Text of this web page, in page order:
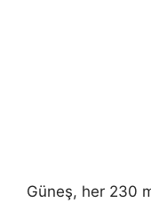
Güneş, her 230